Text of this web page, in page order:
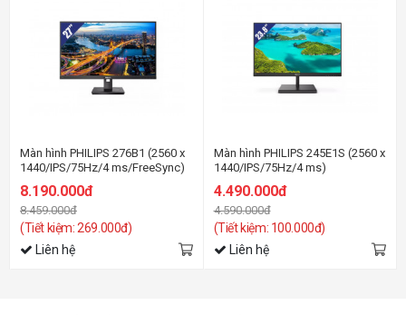
Màn hình PHILIPS 276B1 (2560 x
1440/IPS/75Hz/4 ms/FreeSync)
8.190.000đ
8.459.000đ
(Tiết kiệm: 269.000đ)
Liên hệ
Màn hình PHILIPS 245E1S (2560 x
1440/IPS/75Hz/4 ms)
4.490.000đ
4.590.000đ
(Tiết kiệm: 100.000đ)
Liên hệ